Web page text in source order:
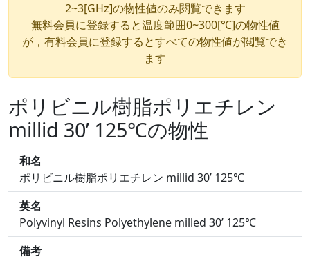
2~3[GHz]の物性値のみ閲覧できます
無料会員に登録すると温度範囲0~300[℃]の物性値
が，有料会員に登録するとすべての物性値が閲覧でき
ます
ポリビニル樹脂ポリエチレン
millid 30’ 125℃の物性
和名
ポリビニル樹脂ポリエチレン millid 30’ 125℃
英名
Polyvinyl Resins Polyethylene milled 30’ 125℃
備考